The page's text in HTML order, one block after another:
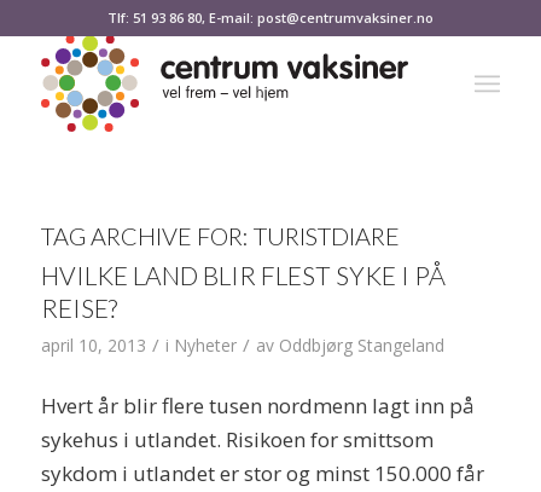
Tlf: 51 93 86 80, E-mail: post@centrumvaksiner.no
TAG ARCHIVE FOR: TURISTDIARE
HVILKE LAND BLIR FLEST SYKE I PÅ
REISE?
april 10, 2013 / i Nyheter / av Oddbjørg Stangeland
Hvert år blir flere tusen nordmenn lagt inn på
sykehus i utlandet. Risikoen for smittsom
sykdom i utlandet er stor og minst 150.000 får